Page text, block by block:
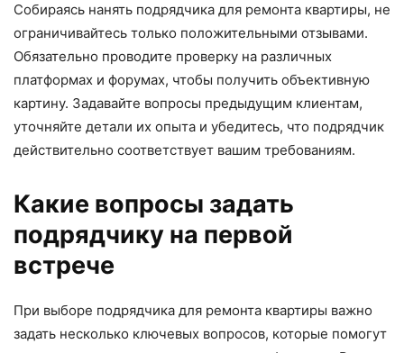
Собираясь нанять подрядчика для ремонта квартиры, не
ограничивайтесь только положительными отзывами.
Обязательно проводите проверку на различных
платформах и форумах, чтобы получить объективную
картину. Задавайте вопросы предыдущим клиентам,
уточняйте детали их опыта и убедитесь, что подрядчик
действительно соответствует вашим требованиям.
Какие вопросы задать
подрядчику на первой
встрече
При выборе подрядчика для ремонта квартиры важно
задать несколько ключевых вопросов, которые помогут